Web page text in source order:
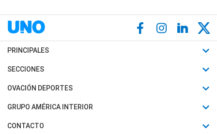
PRINCIPALES
Últimas Noticias
Política
Judiciales
SECCIONES
Horóscopo
Motores
OVACIÓN DEPORTES
Fútbol
Mundial
GRUPO AMÉRICA INTERIOR
Canal 7 en Vivo
CONTACTO